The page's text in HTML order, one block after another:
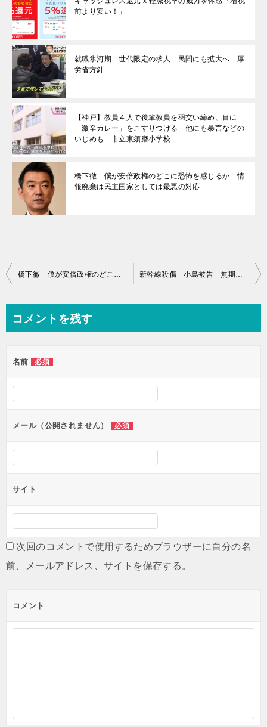
前より安い！」
就職氷河期 世代限定の求人 民間にも拡大へ 厚
労省方針
【神戸】教員４人で後輩教員を羽交い締め、目に
「激辛カレー」をこすりつける 他にも暴言などの
いじめも 市立東須磨小学校
橋下徹 僕が安倍政権のどこに恐怖を感じるか…情
報廃棄は民主国家としては最悪の対応
投
ビ
ー
シ
ン
橋下徹 僕が安倍政権のどこに恐怖を感じるか…情報廃棄は民主国家としては最悪の対応 新幹線殺傷 小島被告 無期懲役 判決 に「万歳、万歳、万歳」
コメントを残す
名前 必須
メール（公開されません） 必須
サイト
次回のコメントで使用するためブラウザーに自分の名
前、メールアドレス、サイトを保存する。
コメント